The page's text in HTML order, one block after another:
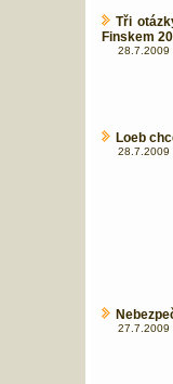
Tři
Finskem
28.7.2009
Loeb
28.7.2009
27.7.2009